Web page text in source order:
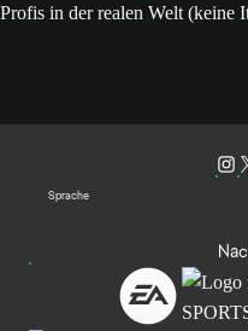
Profis in der realen Welt (keine
Sprache